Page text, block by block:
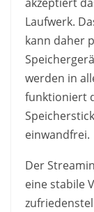
Laufwerk.
kann daher
werden in
funktioniert
einwandfrei.
Der
eine stabile